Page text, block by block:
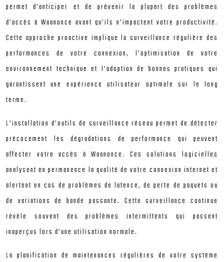
permet d’anticiper et de prévenir la plupart des problèmes
d’accès à Waanonce avant qu’ils n’impactent votre productivité.
Cette approche proactive implique la surveillance régulière des
performances de votre connexion, l’optimisation de votre
environnement technique et l’adoption de bonnes pratiques qui
garantissent une expérience utilisateur optimale sur le long
terme.
L’installation d’outils de surveillance réseau permet de détecter
précocement les dégradations de performance qui peuvent
affecter votre accès à Waanonce. Ces solutions logicielles
analysent en permanence la qualité de votre connexion internet et
alertent en cas de problèmes de latence, de perte de paquets ou
de variations de bande passante. Cette surveillance continue
révèle souvent des problèmes intermittents qui passent
inaperçus lors d’une utilisation normale.
La planification de maintenances régulières de votre système